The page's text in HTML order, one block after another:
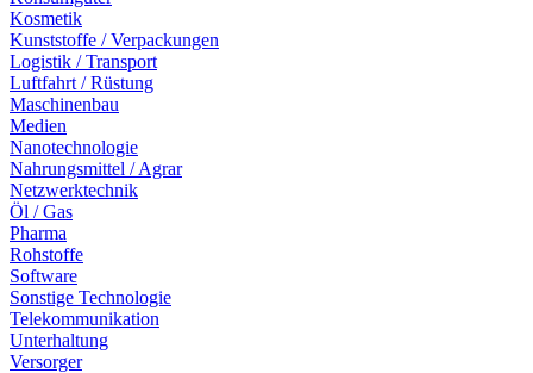
Kosmetik
Kunststoffe / Verpackungen
Logistik / Transport
Luftfahrt / Rüstung
Maschinenbau
Medien
Nanotechnologie
Nahrungsmittel / Agrar
Netzwerktechnik
Öl / Gas
Pharma
Rohstoffe
Software
Sonstige Technologie
Telekommunikation
Unterhaltung
Versorger